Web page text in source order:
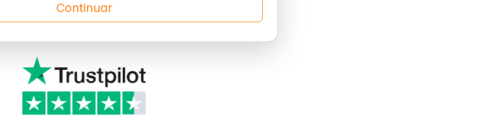
Continuar